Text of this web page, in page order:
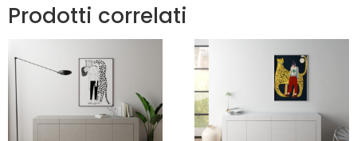
Prodotti correlati